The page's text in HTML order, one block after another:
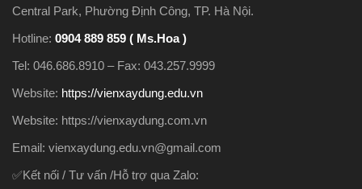
Central Park, Phường Định Công, TP. Hà Nội.
Hotline: 0904 889 859 ( Ms.Hoa )
Tel: 046.686.8910 – Fax: 043.257.9999
Website: https://vienxaydung.edu.vn
Website: https://vienxaydung.com.vn
Email: vienxaydung.edu.vn@gmail.com
✅Kết nối / Tư vấn /Hỗ trợ qua Zalo: